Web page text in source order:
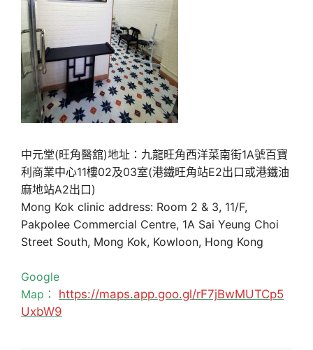
中元堂(旺角醫舘)地址：九龍旺角西洋菜南街1A號百寶
利商業中心11樓02及03室(港鐵旺角站E2出口或港鐵油
麻地站A2出口)
Mong Kok clinic address: Room 2 & 3, 11/F,
Pakpolee Commercial Centre, 1A Sai Yeung Choi
Street South, Mong Kok, Kowloon, Hong Kong
Google
Map： https://maps.app.goo.gl/rF7jBwMUTCp5
UxbW9